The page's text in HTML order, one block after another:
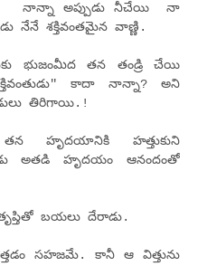
నాన్నా అప్పుడు నీచేయి నా
నేనే శక్తివంతమైన వాణ్ణి.
భుజంమీద తన తండ్రి చేయి
కాదా నాన్నా? అని
తిరిగాయి.!
తన హృదయానికి హత్తుకుని
అతడి హృదయం ఆనందంతో
బయలు దేరాడు.
సహజమే. కానీ ఆ విత్తును